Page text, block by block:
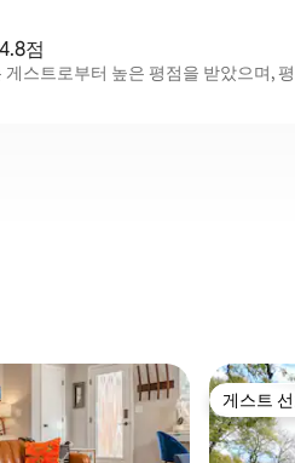
점
게스트로부터 높은 평점을 받았으며,
게스트
게스트